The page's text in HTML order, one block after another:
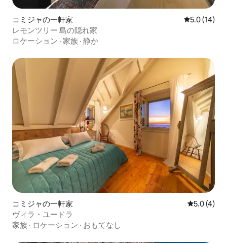
コミジャの一軒家 レビュー14
5.0 (14)
レモンツリー 島の隠れ家
ロケーション · 家族 · 静か
コミジャの一軒家 レビュー4
5.0 (4)
ヴィラ・ユードラ
家族 · ロケーション · おもてなし